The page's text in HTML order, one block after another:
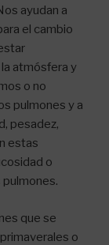
ayudan a
el cambio
atmósfera y
o no
pulmones y a
pesadez,
estas
o
que se
o